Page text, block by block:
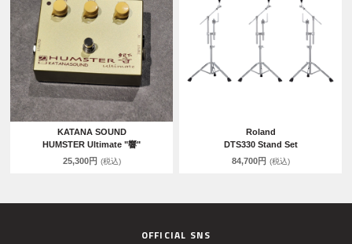
KATANA SOUND
HUMSTER Ultimate "響"
25,300円 (税込)
Roland
DTS330 Stand Set
84,700円 (税込)
OFFICIAL SNS